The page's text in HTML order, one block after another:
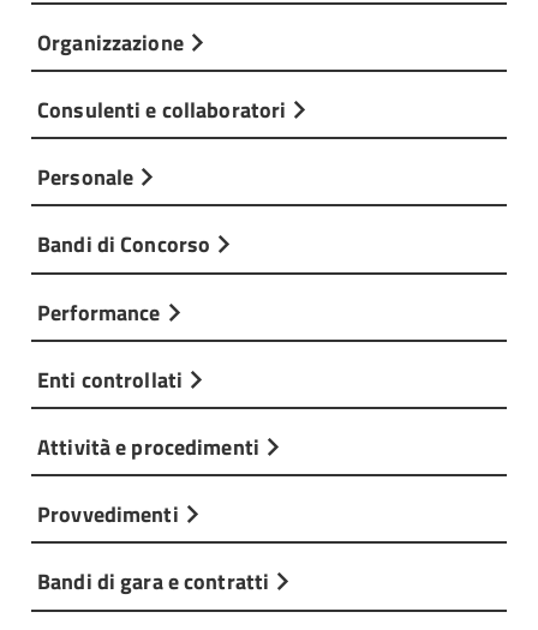
Organizzazione
Consulenti e collaboratori
Personale
Bandi di Concorso
Performance
Enti controllati
Attività e procedimenti
Provvedimenti
Bandi di gara e contratti